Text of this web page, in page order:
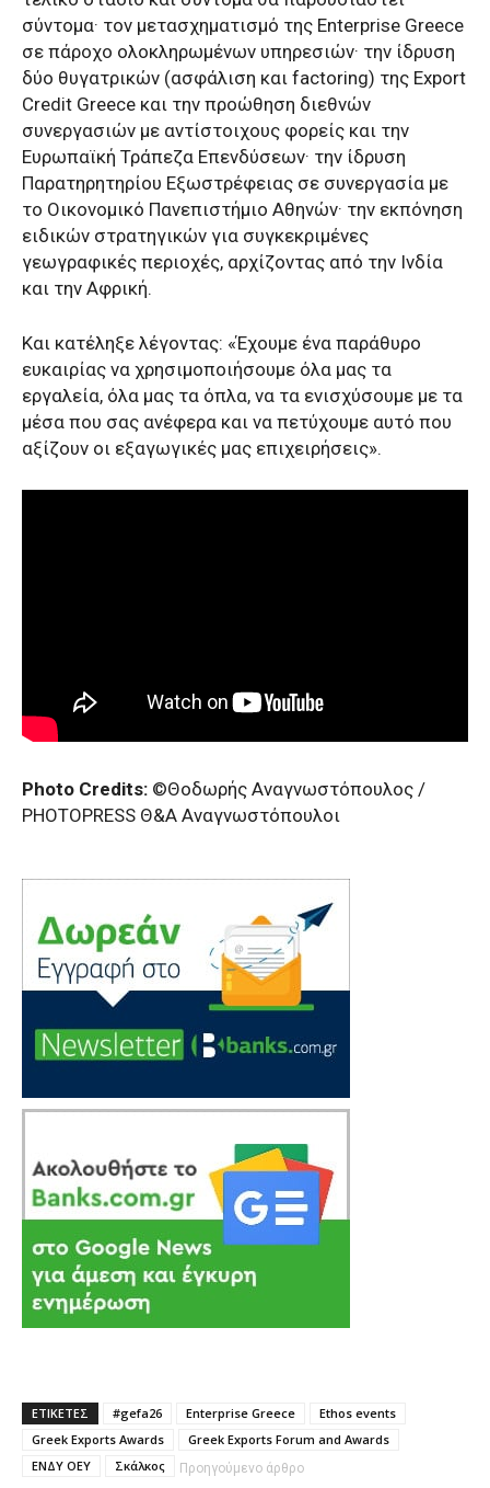
σύντομα· τον μετασχηματισμό της Enterprise Greece
σε πάροχο ολοκληρωμένων υπηρεσιών· την ίδρυση
δύο θυγατρικών (ασφάλιση και factoring) της Export
Credit Greece και την προώθηση διεθνών
συνεργασιών με αντίστοιχους φορείς και την
Ευρωπαϊκή Τράπεζα Επενδύσεων· την ίδρυση
Παρατηρητηρίου Εξωστρέφειας σε συνεργασία με
το Οικονομικό Πανεπιστήμιο Αθηνών· την εκπόνηση
ειδικών στρατηγικών για συγκεκριμένες
γεωγραφικές περιοχές, αρχίζοντας από την Ινδία
και την Αφρική.
Και κατέληξε λέγοντας: «Έχουμε ένα παράθυρο
ευκαιρίας να χρησιμοποιήσουμε όλα μας τα
εργαλεία, όλα μας τα όπλα, να τα ενισχύσουμε με τα
μέσα που σας ανέφερα και να πετύχουμε αυτό που
αξίζουν οι εξαγωγικές μας επιχειρήσεις».
Photo Credits: ©Θοδωρής Αναγνωστόπουλος /
PHOTOPRESS Θ&Α Αναγνωστόπουλοι
ΕΤΙΚΕΤΕΣ #gefa26 Enterprise Greece
Ethos events
Greek Exports Awards
Greek Exports Forum and Awards
ΕΝΔΥ ΟΕΥ
Σκάλκος Προηγούμενο άρθρο